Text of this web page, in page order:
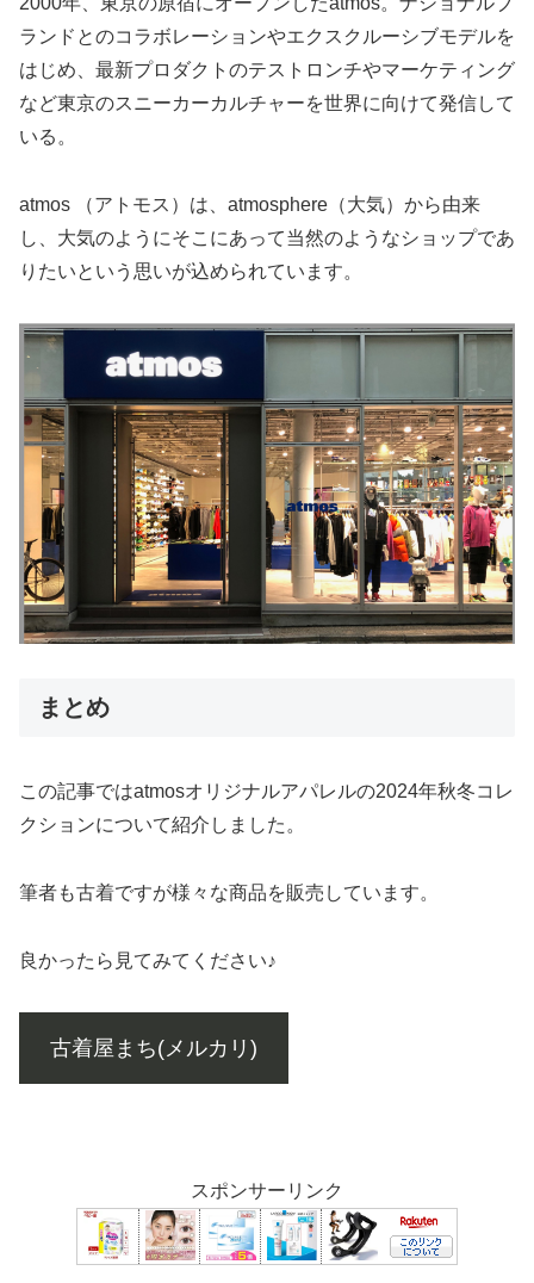
ランドとのコラボレーションやエクスクルーシブモデルを
はじめ、最新プロダクトのテストロンチやマーケティング
など東京のスニーカーカルチャーを世界に向けて発信して
いる。
atmos （アトモス）は、atmosphere（大気）から由来
し、大気のようにそこにあって当然のようなショップであ
りたいという思いが込められています。
まとめ
この記事ではatmosオリジナルアパレルの2024年秋冬コレ
クションについて紹介しました。
筆者も古着ですが様々な商品を販売しています。
良かったら見てみてください♪
古着屋まち(メルカリ)
スポンサーリンク